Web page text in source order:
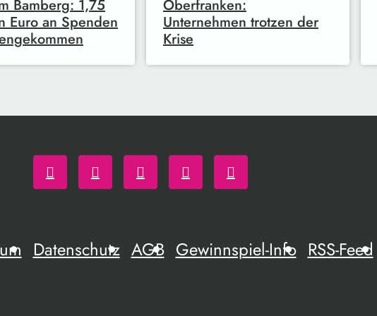
Bamberg: 1,75
Euro an Spenden
Oberfranken:
Unternehmen trotzen der
Krise
Datenschutz AGB Gewinnspiel-Info RSS-Feed